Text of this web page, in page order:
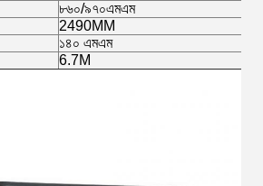
৮৬০/৯৭০এমএম
2490MM
১৪০ এমএম
6.7M